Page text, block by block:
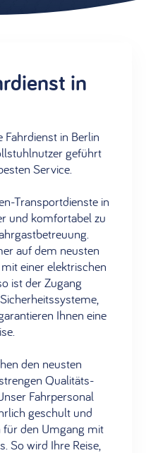
in
Fahrdienst in Berlin
geführt
Service.
Transportdienste in
und komfortabel zu
auf dem neusten
einer elektrischen
ist der Zugang
Ihnen eine
den neusten
Qualitäts-
Fahrpersonal
geschult und
für den Umgang mit
So wird Ihre Reise,